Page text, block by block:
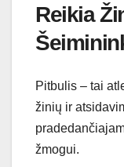
Reikia
Pitbulis – tai
žinių ir
žmogui.